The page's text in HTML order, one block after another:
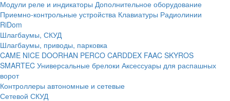
Модули реле и индикаторы Дополнительное оборудование
Приемно-контрольные устройства Клавиатуры Радиолинии
RiDom
Шлагбаумы, СКУД
Шлагбаумы, приводы, парковка
CAME NICE DOORHAN PERCO CARDDEX FAAC SKYROS
SMARTEC Универсальные брелоки Аксессуары для распашных
ворот
Контроллеры автономные и сетевые
Сетевой СКУД